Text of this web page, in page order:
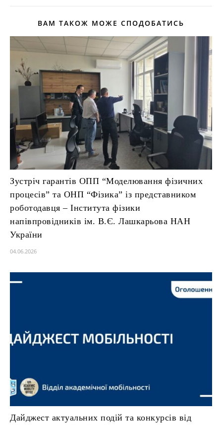
ВАМ ТАКОЖ МОЖЕ СПОДОБАТИСЬ
Зустріч гарантів ОПП “Моделювання фізичних
процесів” та ОНП “Фізика” із представником
роботодавця – Інститута фізики
напівпровідників ім. В.Є. Лашкарьова НАН
України
04.06.2026
Дайджест актуальних подій та конкурсів від